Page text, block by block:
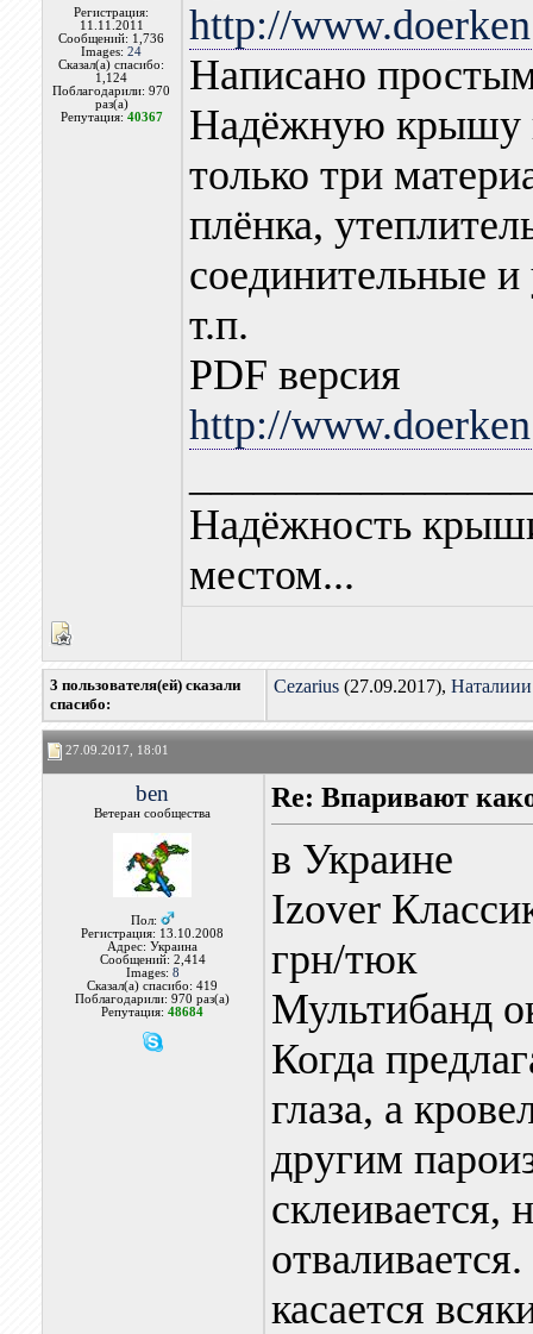
Регистрация:
11.11.2011
Сообщений: 1,736
Images:24
Сказал(а) спасибо:
1,124
Поблагодарили: 970
раз(а)
Репутация: 40367
http://
Написано
Надёжную крышу
только три
плёнка,
соединительные
т.п.
PDF версия
http://
Надёжность
местом...
3 пользователя(ей) сказали
cпасибо:
Cezarius(27.09.2017), Наталиии
27.09.2017, 18:01
ben
Ветеран сообщества
Пол:
Регистрация: 13.10.2008
Адрес: Украина
Сообщений: 2,414
Images: 8
Сказал(а) спасибо: 419
Поблагодарили: 970 раз(а)
Репутация:48684
Re: Впаривают
в Украине
Izover
грн/тюк
Мультибанд
Когда
глаза, а
другим
склеивается,
касается